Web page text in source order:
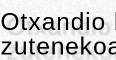
Otxandio